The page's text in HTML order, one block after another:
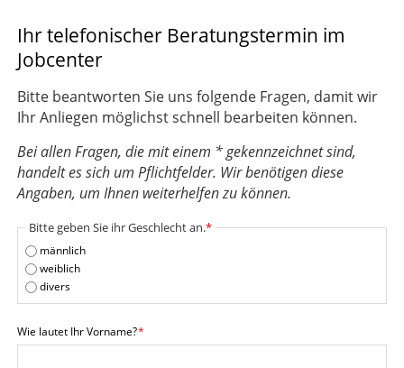
Ihr telefonischer Beratungstermin im
Jobcenter
Bitte beantworten Sie uns folgende Fragen, damit wir
Ihr Anliegen möglichst schnell bearbeiten können.
Bei allen Fragen, die mit einem * gekennzeichnet sind,
handelt es sich um Pflichtfelder. Wir benötigen diese
Angaben, um Ihnen weiterhelfen zu können.
Pflichtfeld
Bitte geben Sie ihr Geschlecht an.*
männlich
weiblich
divers
Pflichtfeld
Wie lautet Ihr Vorname?*